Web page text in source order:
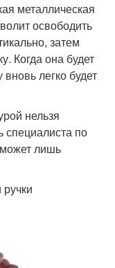
металлическая
освободить
затем
Когда она будет
легко будет
нельзя
специалиста по
лишь